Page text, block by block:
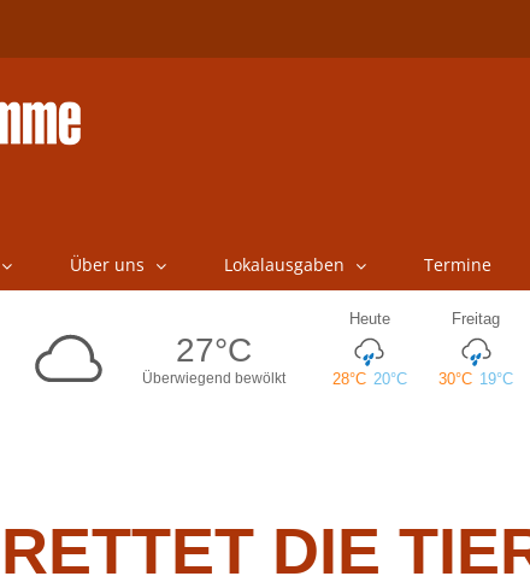
Über uns Lokalausgaben Termine
DIE